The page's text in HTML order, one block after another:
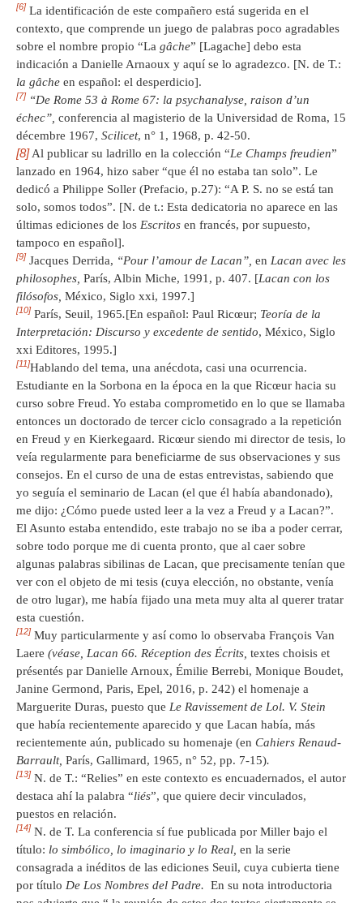
[6] La identificación de este compañero está sugerida en el
contexto, que comprende un juego de palabras poco agradables
sobre el nombre propio “La gâche” [Lagache] debo esta
indicación a Danielle Arnaoux y aquí se lo agradezco. [N. de T.:
la gâche en español: el desperdicio].
[7] “De Rome 53 à Rome 67: la psychanalyse, raison d’un
échec”, conferencia al magisterio de la Universidad de Roma, 15
décembre 1967, Scilicet, n° 1, 1968, p. 42-50.
[8]Al publicar su ladrillo en la colección “Le Champs freudien”
lanzado en 1964, hizo saber “que él no estaba tan solo”. Le
dedicó a Philippe Soller (Prefacio, p.27): “A P. S. no se está tan
solo, somos todos”. [N. de t.: Esta dedicatoria no aparece en las
últimas ediciones de los Escritos en francés, por supuesto,
tampoco en español].
[9] Jacques Derrida, “Pour l’amour de Lacan”, en Lacan avec les
philosophes, París, Albin Miche, 1991, p. 407. [Lacan con los
filósofos, México, Siglo xxi, 1997.]
[10] París, Seuil, 1965.[En español: Paul Ricœur; Teoría de la
Interpretación: Discurso y excedente de sentido, México, Siglo
xxi Editores, 1995.]
[11]Hablando del tema, una anécdota, casi una ocurrencia.
Estudiante en la Sorbona en la época en la que Ricœur hacia su
curso sobre Freud. Yo estaba comprometido en lo que se llamaba
entonces un doctorado de tercer ciclo consagrado a la repetición
en Freud y en Kierkegaard. Ricœur siendo mi director de tesis, lo
veía regularmente para beneficiarme de sus observaciones y sus
consejos. En el curso de una de estas entrevistas, sabiendo que
yo seguía el seminario de Lacan (el que él había abandonado),
me dijo: ¿Cómo puede usted leer a la vez a Freud y a Lacan?”.
El Asunto estaba entendido, este trabajo no se iba a poder cerrar,
sobre todo porque me di cuenta pronto, que al caer sobre
algunas palabras sibilinas de Lacan, que precisamente tenían que
ver con el objeto de mi tesis (cuya elección, no obstante, venía
de otro lugar), me había fijado una meta muy alta al querer tratar
esta cuestión.
[12] Muy particularmente y así como lo observaba François Van
Laere (véase, Lacan 66. Réception des Écrits, textes choisis et
présentés par Danielle Arnoux, Émilie Berrebi, Monique Boudet,
Janine Germond, Paris, Epel, 2016, p. 242) el homenaje a
Marguerite Duras, puesto que Le Ravissement de Lol. V. Stein
que había recientemente aparecido y que Lacan había, más
recientemente aún, publicado su homenaje (en Cahiers Renaud-
Barrault, París, Gallimard, 1965, n° 52, pp. 7-15).
[13] N. de T.: “Relies” en este contexto es encuadernados, el autor
destaca ahí la palabra “liés”, que quiere decir vinculados,
puestos en relación.
[14] N. de T. La conferencia sí fue publicada por Miller bajo el
título: lo simbólico, lo imaginario y lo Real, en la serie
consagrada a inéditos de las ediciones Seuil, cuya cubierta tiene
por título De Los Nombres del Padre. En su nota introductoria